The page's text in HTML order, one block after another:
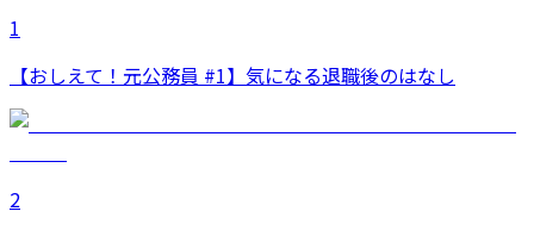
1
【おしえて！元公務員 #1】気になる退職後のはなし
2